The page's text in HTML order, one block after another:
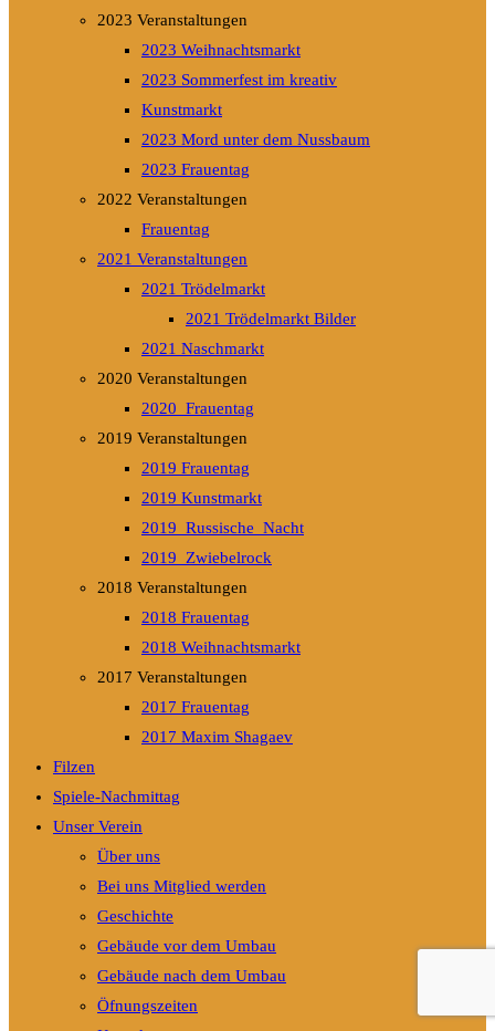
2023 Veranstaltungen
2023 Weihnachtsmarkt
2023 Sommerfest im kreativ
Kunstmarkt
2023 Mord unter dem Nussbaum
2023 Frauentag
2022 Veranstaltungen
Frauentag
2021 Veranstaltungen
2021 Trödelmarkt
2021 Trödelmarkt Bilder
2021 Naschmarkt
2020 Veranstaltungen
2020_Frauentag
2019 Veranstaltungen
2019 Frauentag
2019 Kunstmarkt
2019_Russische_Nacht
2019_Zwiebelrock
2018 Veranstaltungen
2018 Frauentag
2018 Weihnachtsmarkt
2017 Veranstaltungen
2017 Frauentag
2017 Maxim Shagaev
Filzen
Spiele-Nachmittag
Unser Verein
Über uns
Bei uns Mitglied werden
Geschichte
Gebäude vor dem Umbau
Gebäude nach dem Umbau
Öfnungszeiten